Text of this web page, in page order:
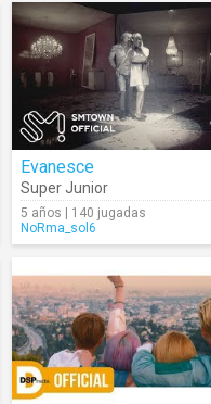
Evanesce
Super Junior
5 años | 140 jugadas
NoRma_sol6